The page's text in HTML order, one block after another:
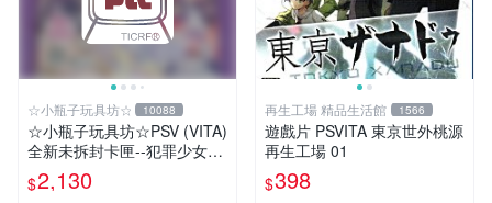
☆小瓶子玩具坊☆ 10088
☆小瓶子玩具坊☆PSV (VITA)
全新未拆封卡匣--犯罪少女2
《Criminal Girls 2》限定版
(日版)
$2,130
再生工場 精品生活館 1566
遊戲片 PSVITA 東京世外桃源
再生工場 01
$398